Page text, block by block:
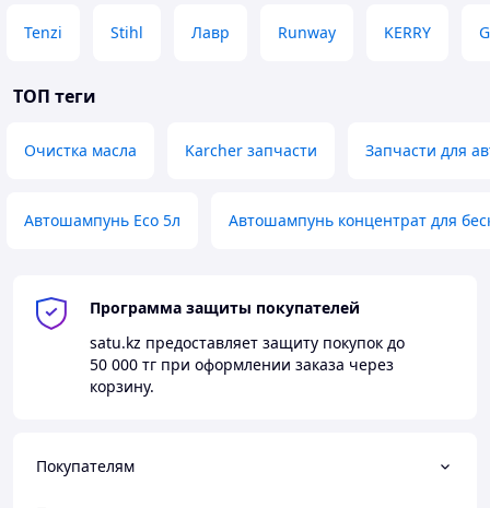
Tenzi Stihl Лавр Runway KERRY
ТОП теги
Очистка масла Karcher запчасти Запчасти для
Автошампунь Eco 5л Автошампунь концентрат для
Программа защиты покупателей
satu.kz предоставляет защиту покупок до
50 000 тг при оформлении заказа через
корзину.
Покупателям